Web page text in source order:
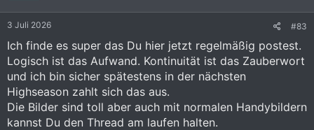
n
3 Juli 2026 #83
Ich finde es super das Du hier jetzt regelmäßig postest.
Logisch ist das Aufwand. Kontinuität ist das Zauberwort
und ich bin sicher spätestens in der nächsten
Highseason zahlt sich das aus.
Die Bilder sind toll aber auch mit normalen Handybildern
kannst Du den Thread am laufen halten.